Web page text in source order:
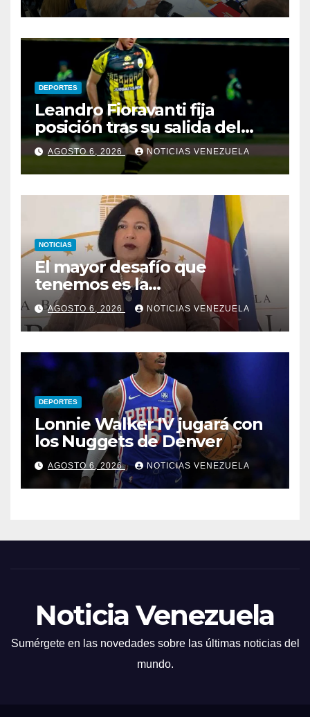
DEPORTES
Leandro Fioravanti fija
posición tras su salida del
Deportivo Táchira
AGOSTO 6, 2026 NOTICIAS VENEZUELA
NOTICIAS
El mayor desafío que
tenemos es la
reinstitucionalización
AGOSTO 6, 2026 NOTICIAS VENEZUELA
DEPORTES
Lonnie Walker IV jugará con
los Nuggets de Denver
AGOSTO 6, 2026 NOTICIAS VENEZUELA
Noticia Venezuela
Sumérgete en las novedades sobre las últimas noticias del
mundo.